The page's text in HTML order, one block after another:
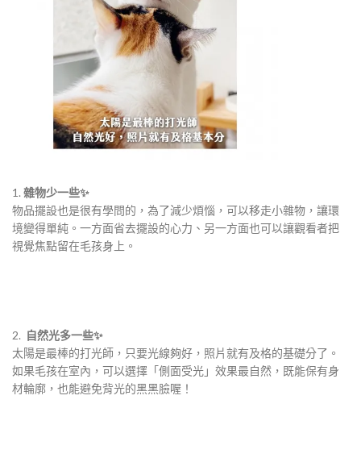
1.雜物少一些✨
​​物品擺設也是很有學問的，為了減少煩惱，可以移走小雜物，讓環
境變得單純。一方面省去擺設的心力、另一方面也可以讓觀看者把
視覺焦點留在毛孩身上。
​​​2. ​️ 自然光多一些✨
​​太陽是最棒的打光師，只要光線夠好，照片就有及格的基礎分了。
如果毛孩在室內，可以選擇「側面受光」效果最自然，既能保有身
材輪廓，也能避免背光的黑黑臉喔！